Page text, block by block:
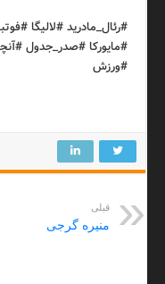
#رئال_مادرید #لالیگا
#مایورکا #صدر_جدول
#ورزش
قبلی
منیره گرجی